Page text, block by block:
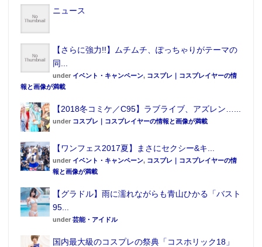
ニュース
【さらに強力!!】ムチムチ、ぽっちゃりがテーマの
同...
under イベント・キャンペーン, コスプレ｜コスプレイヤーの情
報と画像が満載
【2018冬コミケ／C95】ラブライブ、アズレン…...
under コスプレ｜コスプレイヤーの情報と画像が満載
【ワンフェス2017夏】まさにセクシー&キ...
under イベント・キャンペーン, コスプレ｜コスプレイヤーの情
報と画像が満載
【グラドル】雨に濡れながらも青山ひかる「バスト
95...
under 芸能・アイドル
国内最大級のコスプレの祭典「コスホリック18」